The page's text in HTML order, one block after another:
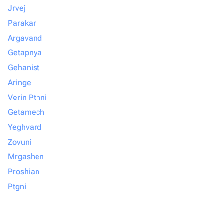
Jrvej
Parakar
Argavand
Getapnya
Gehanist
Aringe
Verin Pthni
Getamech
Yeghvard
Zovuni
Mrgashen
Proshian
Ptgni